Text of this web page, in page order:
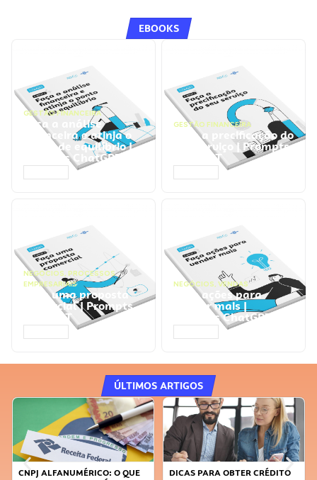
EBOOKS
GESTÃO FINANCEIRA
Faça a análise
financeira e atinja o
ponto de equilíbrio |
Prompts ChatGPT
GESTÃO FINANCEIRA
Faça a precificação do
seu serviço | Prompts
ChatGPT
NEGÓCIOS, PROCESSOS
EMPRESARIAIS
Faça uma proposta
comercial | Prompts
ChatGPT
NEGÓCIOS, VENDAS
Faça ações para
vender mais |
Prompts ChatGPT
ÚLTIMOS ARTIGOS
DICAS PARA OBTER CRÉDITO
FAÇA A DIFERENÇA: SEJA